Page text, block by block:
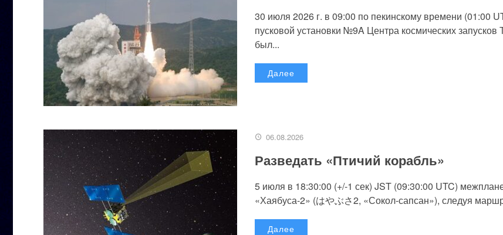
30 июля 2026 г. в 09:00 по пекинскому времени (01:00
пусковой установки №9A Центра космических запусков
был...
Далее
06.08.2026
Разведать «Птичий корабль»
5 июля в 18:30:00 (+/-1 сек) JST (09:30:00 UTC)
«Хаябуса-2» (はやぶさ2, «Сокол-сапсан»), следуя
Далее